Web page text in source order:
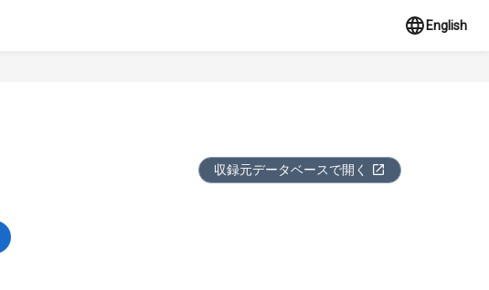
English
収録元データベースで開く